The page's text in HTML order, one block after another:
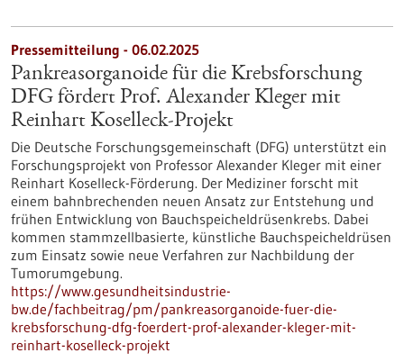
Pressemitteilung - 06.02.2025
Pankreasorganoide für die Krebsforschung
DFG fördert Prof. Alexander Kleger mit
Reinhart Koselleck-Projekt
Die Deutsche Forschungsgemeinschaft (DFG) unterstützt ein
Forschungsprojekt von Professor Alexander Kleger mit einer
Reinhart Koselleck-Förderung. Der Mediziner forscht mit
einem bahnbrechenden neuen Ansatz zur Entstehung und
frühen Entwicklung von Bauchspeicheldrüsenkrebs. Dabei
kommen stammzellbasierte, künstliche Bauchspeicheldrüsen
zum Einsatz sowie neue Verfahren zur Nachbildung der
Tumorumgebung.
https://www.gesundheitsindustrie-
bw.de/fachbeitrag/pm/pankreasorganoide-fuer-die-
krebsforschung-dfg-foerdert-prof-alexander-kleger-mit-
reinhart-koselleck-projekt